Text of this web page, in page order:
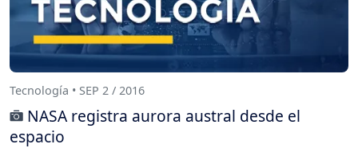
Tecnología • SEP 2 / 2016
NASA registra aurora austral desde el
espacio